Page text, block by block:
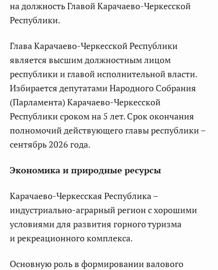
на должность Главой Карачаево-Черкесской
Республики.
Глава Карачаево-Черкесской Республики
является высшим должностным лицом
республики и главой исполнительной власти.
Избирается депутатами Народного Собрания
(Парламента) Карачаево-Черкесской
Республики сроком на 5 лет. Срок окончания
полномочий действующего главы республики –
сентябрь 2026 года.
Экономика и природные ресурсы
Карачаево-Черкесская Республика –
индустриально-аграрный регион с хорошими
условиями для развития горного туризма
и рекреационного комплекса.
Основную роль в формировании валового